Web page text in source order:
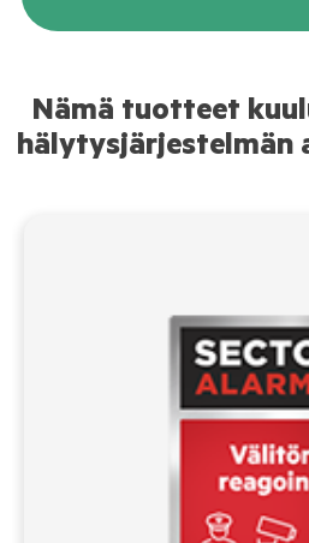
Nämä tuotteet
hälytysjärjestelmän